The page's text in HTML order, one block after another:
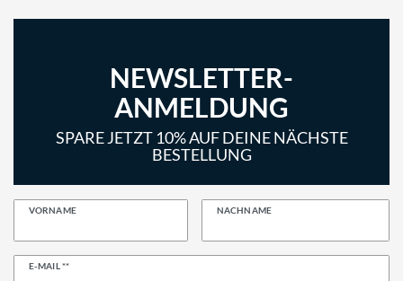
NEWSLETTER-
ANMELDUNG
SPARE JETZT 10% AUF DEINE NÄCHSTE
BESTELLUNG
VORNAME NACHNAME
E-MAIL **
Newsletter